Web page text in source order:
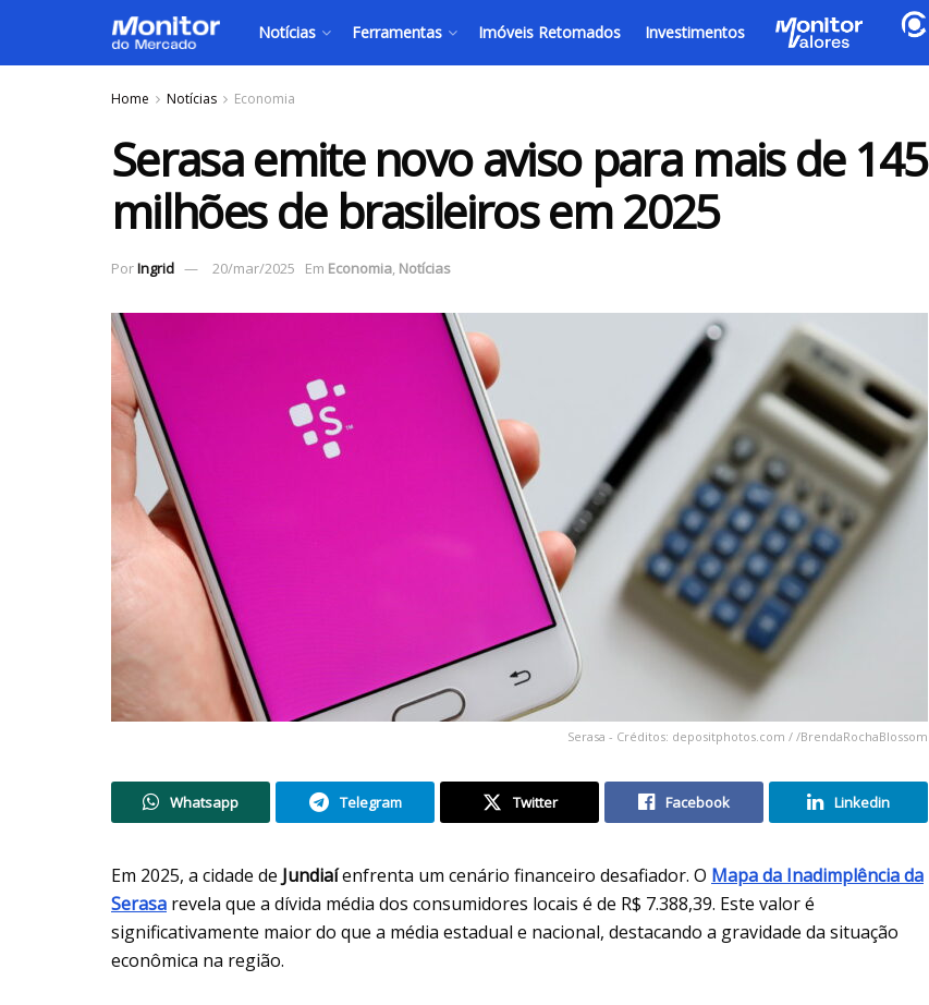
Notícias Ferramentas Imóveis Retomados Investimentos
Home Notícias Economia
Serasa emite novo aviso para mais de 145
milhões de brasileiros em 2025
PorIngrid 20/mar/2025 Em Economia, Notícias
Serasa - Créditos: depositphotos.com / /BrendaRochaBlossom
Whatsapp Telegram Twitter Facebook Linkedin
Em 2025, a cidade de Jundiaíenfrenta um cenário financeiro desafiador. O Mapa da Inadimplência da
Serasa revela que a dívida média dos consumidores locais é de R$ 7.388,39. Este valor é
significativamente maior do que a média estadual e nacional, destacando a gravidade da situação
econômica na região.